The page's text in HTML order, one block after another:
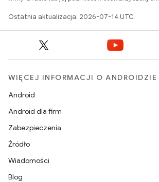
Ostatnia aktualizacja: 2026-07-14 UTC.
WIĘCEJ INFORMACJI O ANDROIDZIE
Android
Android dla firm
Zabezpieczenia
Źródło
Wiadomości
Blog